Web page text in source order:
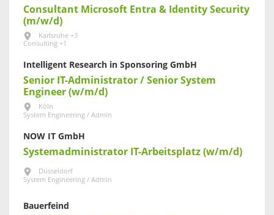
Consultant Microsoft Entra & Identity Security
(m/w/d)
Karlsruhe +3
Consulting +1
Intelligent Research in Sponsoring GmbH
Senior IT-Administrator / Senior System
Engineer (w/m/d)
Köln
System Engineering / Admin
NOW IT GmbH
Systemadministrator IT-Arbeitsplatz (w/m/d)
Düsseldorf
System Engineering / Admin
Bauerfeind